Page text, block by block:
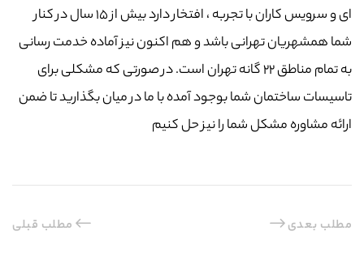
ای و سرویس کاران با تجربه ، افتخار دارد بیش از ۱۵ سال در کنار
شما همشهریان تهرانی باشد و هم اکنون نیز آماده خدمت رسانی
به تمام مناطق ۲۲ گانه تهران است. در صورتی که مشکلی برای
تاسیسات ساختمان شما بوجود آمده با ما در میان بگذارید تا ضمن
ارائه مشاوره مشکل شما را نیز حل کنیم
مطلب قبلی مطلب بعدی